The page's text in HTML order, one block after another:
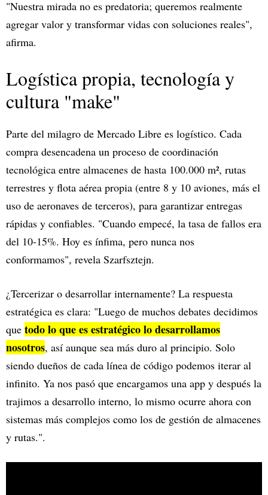
"Nuestra mirada no es predatoria; queremos realmente
agregar valor y transformar vidas con soluciones reales",
afirma.
Logística propia, tecnología y
cultura "make"
Parte del milagro de Mercado Libre es logístico. Cada
compra desencadena un proceso de coordinación
tecnológica entre almacenes de hasta 100.000 m², rutas
terrestres y flota aérea propia (entre 8 y 10 aviones, más el
uso de aeronaves de terceros), para garantizar entregas
rápidas y confiables. "Cuando empecé, la tasa de fallos era
del 10-15%. Hoy es ínfima, pero nunca nos
conformamos", revela Szarfsztejn.
¿Tercerizar o desarrollar internamente? La respuesta
estratégica es clara: "Luego de muchos debates decidimos
que todo lo que es estratégico lo desarrollamos
nosotros, así aunque sea más duro al principio. Solo
siendo dueños de cada línea de código podemos iterar al
infinito. Ya nos pasó que encargamos una app y después la
trajimos a desarrollo interno, lo mismo ocurre ahora con
sistemas más complejos como los de gestión de almacenes
y rutas.".